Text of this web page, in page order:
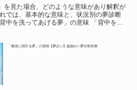
を見た場合、どのような意味があり解釈が
では、基本的な意味と、状況別の夢診断
中を洗ってあげる夢」の意味 「背中を洗
「般若に関する夢」の意味【夢占い】超細かい夢分析辞典